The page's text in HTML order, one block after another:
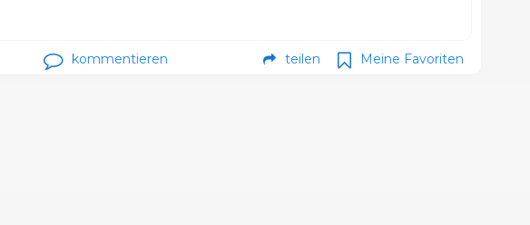
kommentieren teilen Meine Favoriten